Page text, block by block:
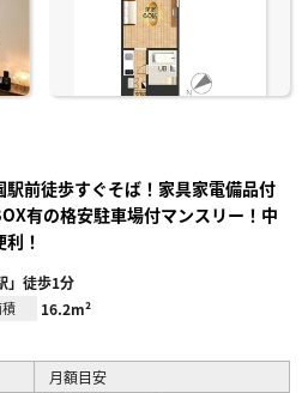
駅前徒歩すぐそば！家具家電備品付
有の格安駐車場付マンスリー！中
！
」徒歩1分
16.2m²
月額目安